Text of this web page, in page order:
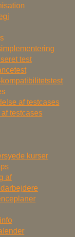
test
af testcases
testcases
kurser
af